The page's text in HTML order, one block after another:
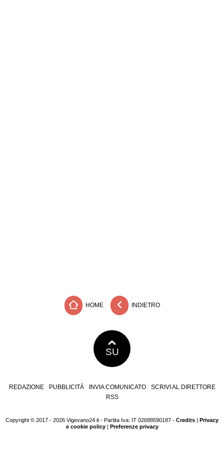
HOME INDIETRO
SU
REDAZIONE PUBBLICITÀ INVIA COMUNICATO
SCRIVI AL DIRETTORE
RSS
Copyright © 2017 - 2026 Vigevano24.it - Partita Iva: IT 02688590187 - Credits | Privacy
e cookie policy| Preferenze privacy